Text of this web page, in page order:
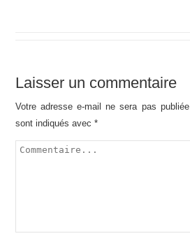
Laisser un commentaire
Votre adresse e-mail ne sera pas publiée.
sont indiqués avec*